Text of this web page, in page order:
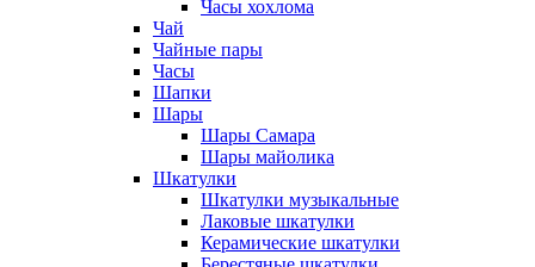
Часы хохлома
Чай
Чайные пары
Часы
Шапки
Шары
Шары Самара
Шары майолика
Шкатулки
Шкатулки музыкальные
Лаковые шкатулки
Керамические шкатулки